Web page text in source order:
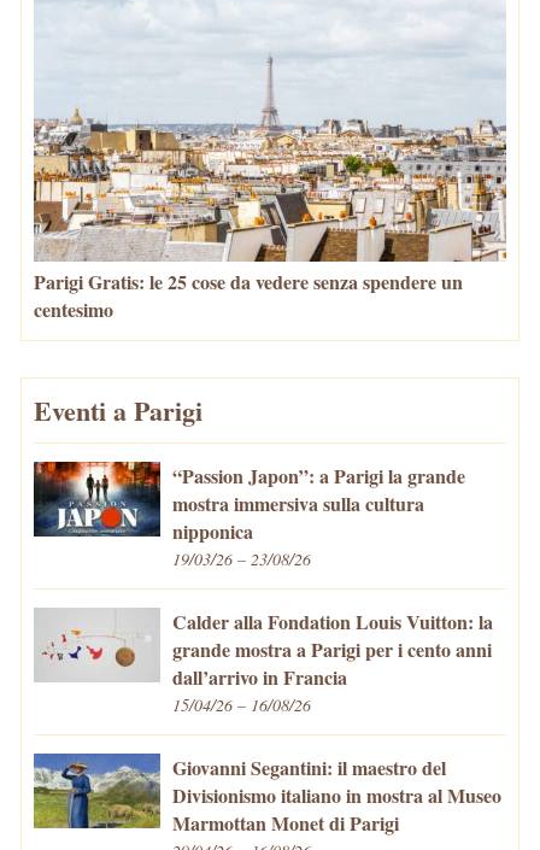
Parigi Gratis: le 25 cose da vedere senza spendere un
centesimo
Eventi a Parigi
“Passion Japon”: a Parigi la grande
mostra immersiva sulla cultura
nipponica
19/03/26 – 23/08/26
Calder alla Fondation Louis Vuitton: la
grande mostra a Parigi per i cento anni
dall’arrivo in Francia
15/04/26 – 16/08/26
Giovanni Segantini: il maestro del
Divisionismo italiano in mostra al Museo
Marmottan Monet di Parigi